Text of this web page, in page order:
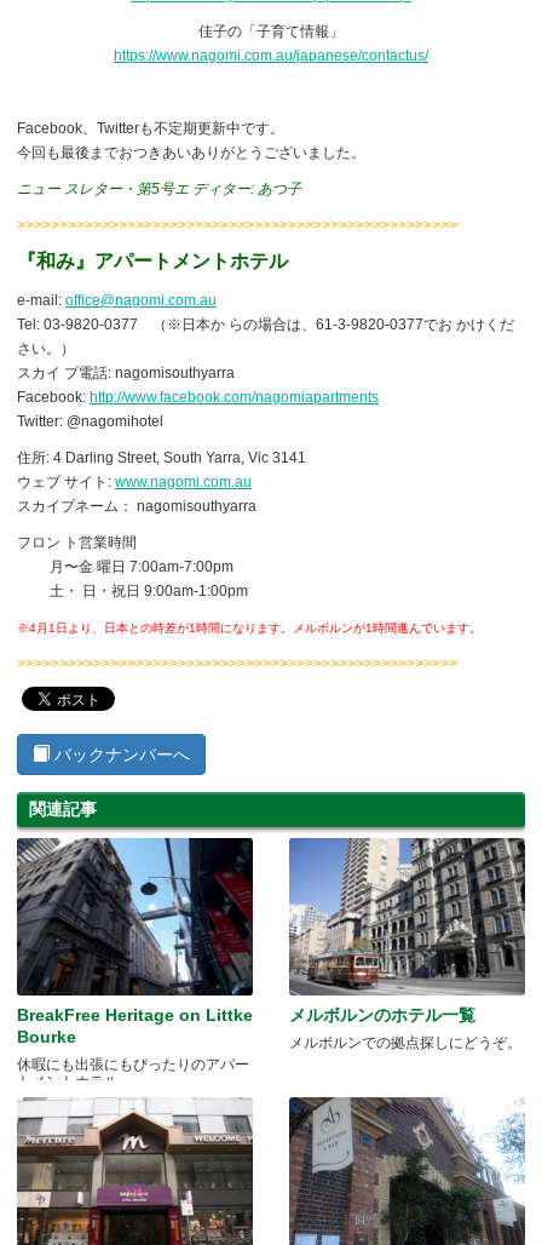
佳子の「子育て情報」
https://www.nagomi.com.au/japanese/contactus/
Facebook、Twitterも不定期更新中です。
今回も最後までおつきあいありがとうございました。
ニュー スレター・第5号エ ディター: あつ子
>>>>>>>>>>>>>>>>>>>>>>>>>>>>>>>>>>>>>>>>>>>>>>>>>>>>
『和み』アパートメントホテル
e-mail: office@nagomi.com.au
Tel: 03-9820-0377 （※日本か らの場合は、61-3-9820-0377でお かけくだ
さい。）
スカイ プ電話: nagomisouthyarra
Facebook: http://www.facebook.com/nagomiapartments
Twitter: @nagomihotel
住所: 4 Darling Street, South Yarra, Vic 3141
ウェブ サイト: www.nagomi.com.au
スカイプネーム： nagomisouthyarra
フロン ト営業時間
月〜金 曜日 7:00am-7:00pm
土・ 日・祝日 9:00am-1:00pm
※4月1日より、日本との時差が1時間になります。メルボルンが1時間進んでいます。
>>>>>>>>>>>>>>>>>>>>>>>>>>>>>>>>>>>>>>>>>>>>>>>>>>>>
バックナンバーへ
関連記事
BreakFree Heritage on Littke
Bourke
休暇にも出張にもぴったりのアパー
トメントホテル
メルボルンのホテル一覧
メルボルンでの拠点探しにどうぞ。